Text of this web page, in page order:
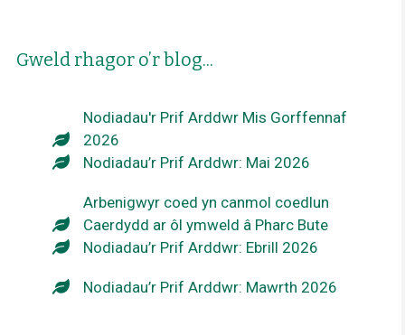
Gweld rhagor o’r blog...
Nodiadau'r Prif Arddwr Mis Gorffennaf
2026
Nodiadau’r Prif Arddwr: Mai 2026
Arbenigwyr coed yn canmol coedlun
Caerdydd ar ôl ymweld â Pharc Bute
Nodiadau’r Prif Arddwr: Ebrill 2026
Nodiadau’r Prif Arddwr: Mawrth 2026